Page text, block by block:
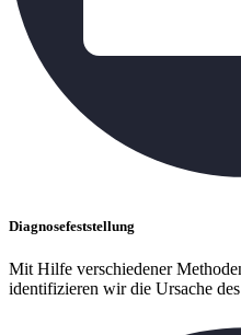
Diagnosefeststellung
Mit Hilfe verschiedener
identifizieren wir die Ursache des